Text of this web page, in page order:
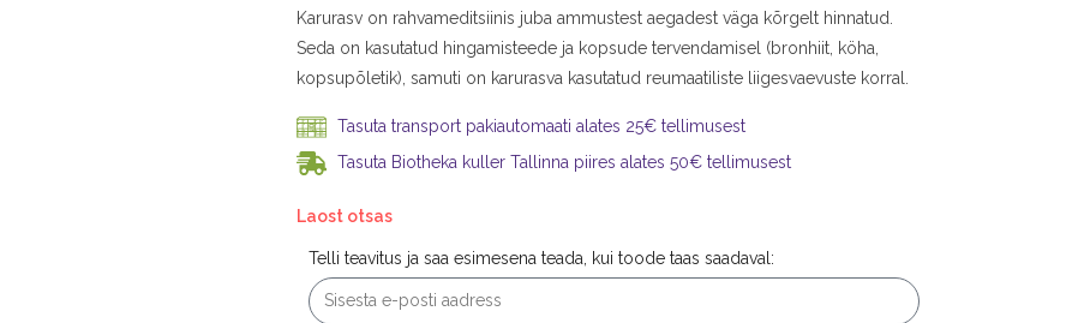
Karurasv on rahvameditsiinis juba ammustest aegadest väga kõrgelt hinnatud.
Seda on kasutatud hingamisteede ja kopsude tervendamisel (bronhiit, köha,
kopsupõletik), samuti on karurasva kasutatud reumaatiliste liigesvaevuste korral.
Tasuta transport pakiautomaati alates 25€ tellimusest
Tasuta Biotheka kuller Tallinna piires alates 50€ tellimusest
Laost otsas
Telli teavitus ja saa esimesena teada, kui toode taas saadaval: